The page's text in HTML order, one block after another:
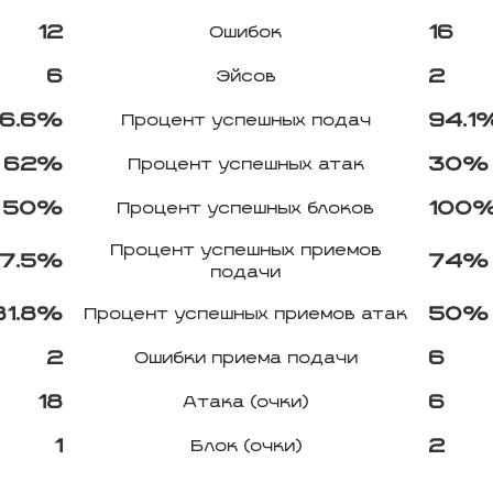
12 Ошибок 16
6 Эйсов 2
Процент успешных подач
62% Процент успешных атак 30%
50% Процент успешных блоков
Процент успешных приемов
подачи
74%
Процент успешных приемов атак 50%
2 Ошибки приема подачи 6
18 Атака (очки) 6
1 Блок (очки) 2